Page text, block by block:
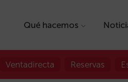
Qué hacemos
Ventadirecta Reservas